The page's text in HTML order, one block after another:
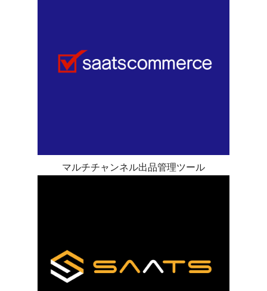
マルチチャンネル出品管理ツール